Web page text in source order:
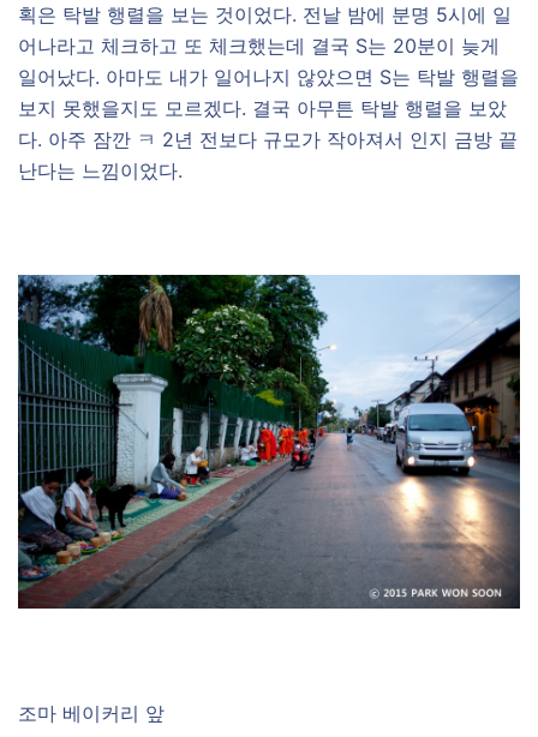
획은 탁발 행렬을 보는 것이었다. 전날 밤에 분명 5시에 일
어나라고 체크하고 또 체크했는데 결국 S는 20분이 늦게
일어났다. 아마도 내가 일어나지 않았으면 S는 탁발 행렬을
보지 못했을지도 모르겠다. 결국 아무튼 탁발 행렬을 보았
다. 아주 잠깐 ㅋ 2년 전보다 규모가 작아져서 인지 금방 끝
난다는 느낌이었다.
조마 베이커리 앞